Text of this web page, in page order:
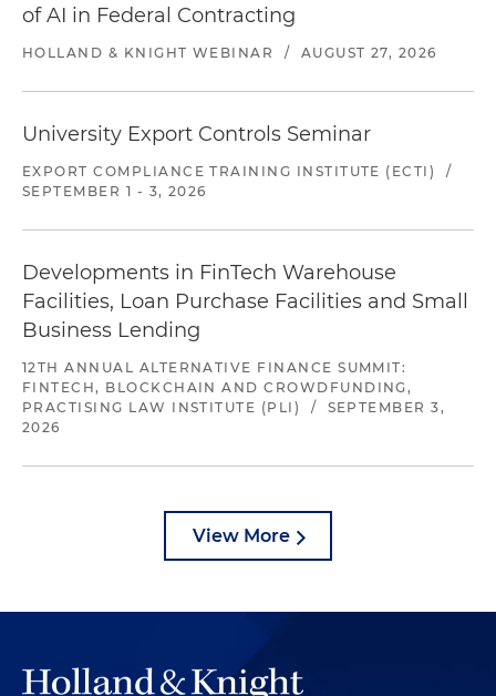
of AI in Federal Contracting
HOLLAND & KNIGHT WEBINAR / AUGUST 27, 2026
University Export Controls Seminar
EXPORT COMPLIANCE TRAINING INSTITUTE (ECTI)
/
SEPTEMBER 1 - 3, 2026
Developments in FinTech Warehouse
Facilities, Loan Purchase Facilities and Small
Business Lending
12TH ANNUAL ALTERNATIVE FINANCE SUMMIT:
FINTECH, BLOCKCHAIN AND CROWDFUNDING,
PRACTISING LAW INSTITUTE (PLI)
/
SEPTEMBER 3,
2026
View More